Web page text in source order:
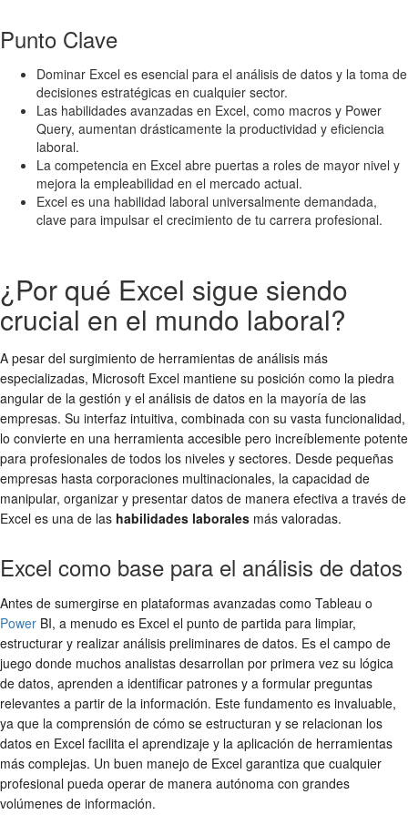
Punto Clave
Dominar Excel es esencial para el análisis de datos y la toma de
decisiones estratégicas en cualquier sector.
Las habilidades avanzadas en Excel, como macros y Power
Query, aumentan drásticamente la productividad y eficiencia
laboral.
La competencia en Excel abre puertas a roles de mayor nivel y
mejora la empleabilidad en el mercado actual.
Excel es una habilidad laboral universalmente demandada,
clave para impulsar el crecimiento de tu carrera profesional.
¿Por qué Excel sigue siendo
crucial en el mundo laboral?
A pesar del surgimiento de herramientas de análisis más
especializadas, Microsoft Excel mantiene su posición como la piedra
angular de la gestión y el análisis de datos en la mayoría de las
empresas. Su interfaz intuitiva, combinada con su vasta funcionalidad,
lo convierte en una herramienta accesible pero increíblemente potente
para profesionales de todos los niveles y sectores. Desde pequeñas
empresas hasta corporaciones multinacionales, la capacidad de
manipular, organizar y presentar datos de manera efectiva a través de
Excel es una de las habilidades laborales más valoradas.
Excel como base para el análisis de datos
Antes de sumergirse en plataformas avanzadas como Tableau o
Power BI, a menudo es Excel el punto de partida para limpiar,
estructurar y realizar análisis preliminares de datos. Es el campo de
juego donde muchos analistas desarrollan por primera vez su lógica
de datos, aprenden a identificar patrones y a formular preguntas
relevantes a partir de la información. Este fundamento es invaluable,
ya que la comprensión de cómo se estructuran y se relacionan los
datos en Excel facilita el aprendizaje y la aplicación de herramientas
más complejas. Un buen manejo de Excel garantiza que cualquier
profesional pueda operar de manera autónoma con grandes
volúmenes de información.